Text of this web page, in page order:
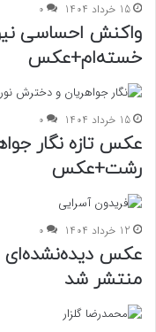
15 خرداد 1404 0
واکنش احساسی
خسته‌ام+عکس
15 خرداد 1404 0
عکس تازه نگار
رشت+عکس
12 خرداد 1404 0
عکس دیده‌نشده‌ای
منتشر شد